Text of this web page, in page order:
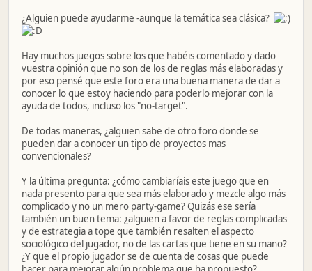
¿Alguien puede ayudarme -aunque la temática sea clásica?
Hay muchos juegos sobre los que habéis comentado y dado
vuestra opinión que no son de los de reglas más elaboradas y
por eso pensé que este foro era una buena manera de dar a
conocer lo que estoy haciendo para poderlo mejorar con la
ayuda de todos, incluso los "no-target".
De todas maneras, ¿alguien sabe de otro foro donde se
pueden dar a conocer un tipo de proyectos mas
convencionales?
Y la última pregunta: ¿cómo cambiaríais este juego que en
nada presento para que sea más elaborado y mezcle algo más
complicado y no un mero party-game? Quizás ese sería
también un buen tema: ¿alguien a favor de reglas complicadas
y de estrategia a tope que también resalten el aspecto
sociológico del jugador, no de las cartas que tiene en su mano?
¿Y que el propio jugador se de cuenta de cosas que puede